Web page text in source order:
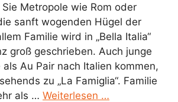
Sie Metropole wie Rom oder
sanft wogenden Hügel der
Familie wird in „Bella Italia“
groß geschrieben. Auch junge
Au Pair nach Italien kommen,
zu „La Famiglia“. Familie
als … Weiterlesen …